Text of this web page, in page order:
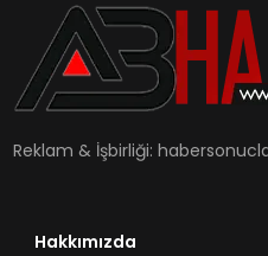
Reklam & İşbirliği:
Hakkımızda